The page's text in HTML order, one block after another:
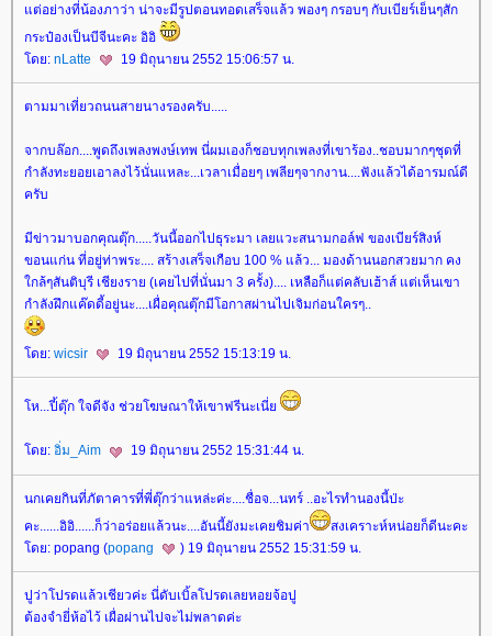
ต่อย่างที่น้องภาว่า น่าจะมีรูปตอนทอดเสร็จแล้ว พองๆ กรอบๆ กับเบียร์เย็นๆสัก
กระป๋องเป็นบีจีนะคะ อิอิ
ดย: nLatte 19 มิถุนายน 2552 15:06:57 น.
ตามมาเที่ยวถนนสายนางรองครับ.....
จากบล๊อก....พูดถึงเพลงพงษ์เทพ นี่ผมเองก็ชอบทุกเพลงที่เขาร้อง..ชอบมากๆชุดที่
กำลังทะยอยเอาลงไว้นั่นแหละ...เวลาเมื่อยๆ เพลียๆจากงาน....ฟังแล้วได้อารมณ์ดี
ครับ
มีข่าวมาบอกคุณตุ๊ก.....วันนี้ออกไปธุระมา เลยแวะสนามกอล์ฟ ของเบียร์สิงห์
ขอนแก่น ที่อยู่ท่าพระ.... สร้างเสร็จเกือบ 100 % แล้ว... มองด้านนอกสวยมาก คง
กล้ๆสันติบุรี เชียงราย (เคยไปที่นั่นมา 3 ครั้ง).... เหลือก็แต่คลับเฮ้าส์ แต่เห็นเขา
กำลังฝึกแค๊ดดี้อยู่นะ....เผื่อคุณตุ๊กมีโอกาสผ่านไปเจิมก่อนใครๆ..
ดย: wicsir 19 มิถุนายน 2552 15:13:19 น.
ห...ปี้ตุ๊ก ใจดีจัง ช่วยโฆษณาให้เขาฟรีนะเนี่
ดย: อิ่ม_Aim 19 มิถุนายน 2552 15:31:44 น.
นกเคยกินที่ภัตาคารที่พี่ตุ๊กว่าแหล่ะค่ะ....ชื่อจ...นทร์ ..อะไรทำนองนี้ป่ะ
คะ......อิอิ......ก็ว่าอร่อยแล้วนะ....อันนี้ยังมะเคยชิมค่า
สงเคราะห์หน่อยก็ดีนะคะ
ดย: popang (popang ) 19 มิถุนายน 2552 15:31:59 น.
ปูว่าโปรดแล้วเชียวค่ะ นี่ดับเบิ้ลโปรดเลยหอยจ้อปู
ต้องจำยี่ห้อไว้ เผื่อผ่านไปจะไม่พลาดค่ะ